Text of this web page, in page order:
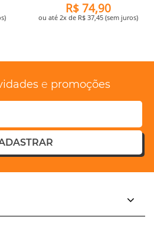
R$ 74,90
ou até 2x de R$ 37,45 (sem juros)
e promoções